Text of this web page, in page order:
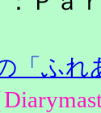
「ふ